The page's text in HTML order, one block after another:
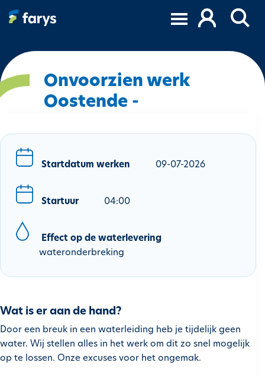
l
a
e
h
u
g
a
a
Onvoorzien werk
Oostende -
Startdatum werken 09-07-2026
Startuur 04:00
Effect op de waterlevering
wateronderbreking
Wat is er aan de hand?
Door een breuk in een waterleiding heb je tijdelijk geen
water. Wij stellen alles in het werk om dit zo snel mogelijk
op te lossen. Onze excuses voor het ongemak.